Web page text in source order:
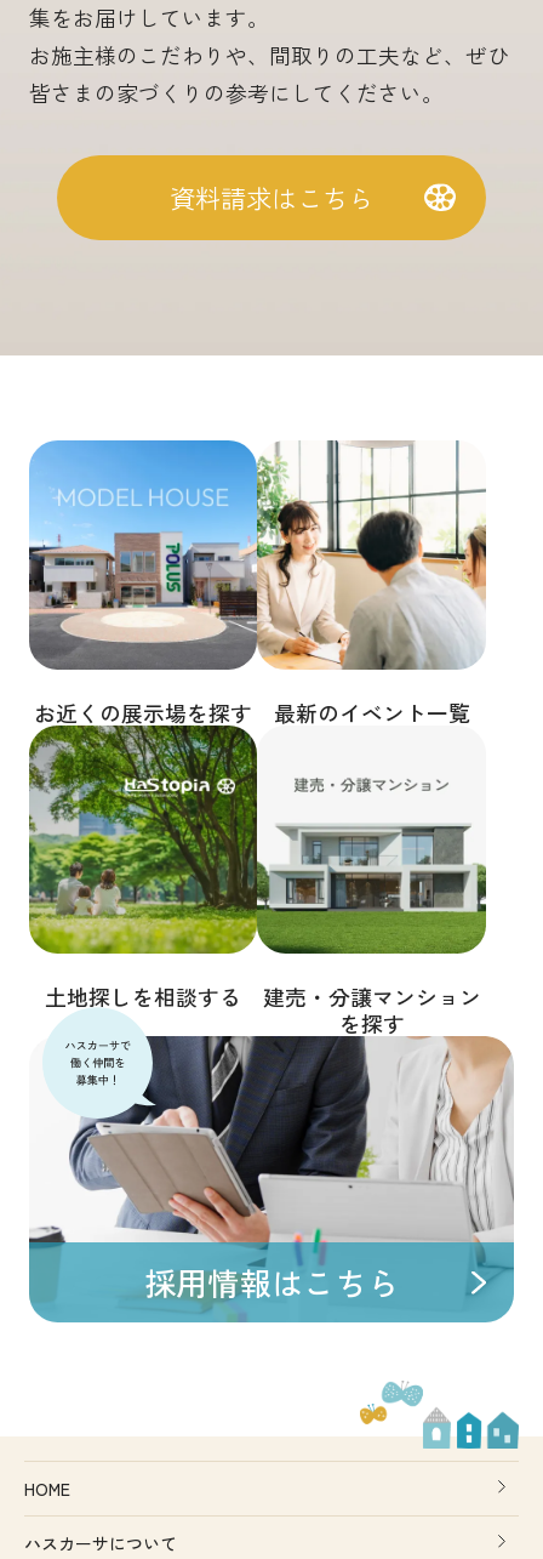
集をお届けしています。
お施主様のこだわりや、間取りの工夫など、ぜひ
皆さまの家づくりの参考にしてください。
資料請求はこちら
お近くの展示場を探す 最新のイベント一覧
土地探しを相談する
建売・分譲マンション
を探す
採用情報はこちら
HOME
ハスカーサについて